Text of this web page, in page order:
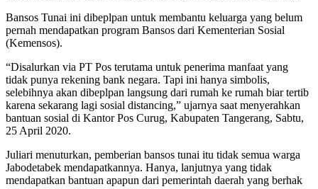
Bansos Tunai ini dibeplpan untuk membantu keluarga yang belum
pernah mendapatkan program Bansos dari Kementerian Sosial
(Kemensos).
“Disalurkan via PT Pos terutama untuk penerima manfaat yang
tidak punya rekening bank negara. Tapi ini hanya simbolis,
selebihnya akan dibeplpan langsung dari rumah ke rumah biar tertib
karena sekarang lagi sosial distancing,” ujarnya saat menyerahkan
bantuan sosial di Kantor Pos Curug, Kabupaten Tangerang, Sabtu,
25 April 2020.
Juliari menuturkan, pemberian bansos tunai itu tidak semua warga
Jabodetabek mendapatkannya. Hanya, lanjutnya yang tidak
mendapatkan bantuan apapun dari pemerintah daerah yang berhak